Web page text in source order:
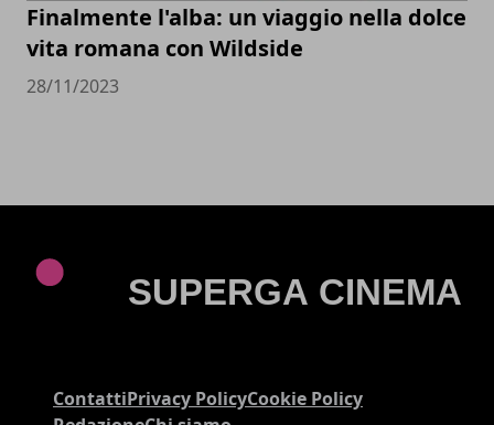
Finalmente l'alba: un viaggio nella dolce
vita romana con Wildside
28/11/2023
ContattiPrivacy PolicyCookie Policy